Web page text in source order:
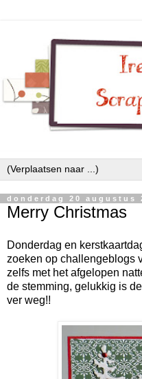
donderdag 20 augustus
Merry Christmas
Donderdag en
zoeken op challengeblogs
zelfs met het afgelopen
de stemming, gelukkig is
ver weg!!